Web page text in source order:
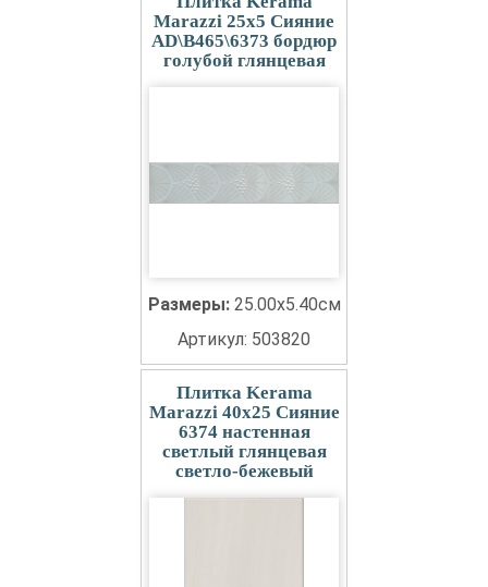
Marazzi 25x5 Сияние
AD\B465\6373 бордюр
голубой глянцевая
Размеры: 25.00x5.40см
Артикул: 503820
Плитка Kerama
Marazzi 40x25 Сияние
6374 настенная
светлый глянцевая
светло-бежевый